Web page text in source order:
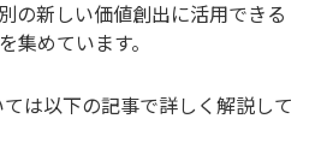
の新しい価値創出に活用できる
集めています。
は以下の記事で詳しく解説して